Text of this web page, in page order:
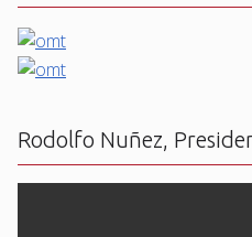
Rodolfo Nuñez,